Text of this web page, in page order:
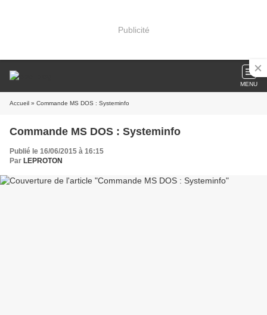
Publicité
MENU
Accueil » Commande MS DOS : Systeminfo
Commande MS DOS : Systeminfo
Publié le 16/06/2015 à 16:15
Par LEPROTON